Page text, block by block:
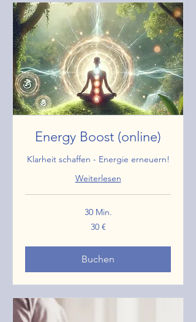
Energy Boost (online)
Klarheit schaffen - Energie erneuern!
Weiterlesen
30 Min.
30 €
Buchen